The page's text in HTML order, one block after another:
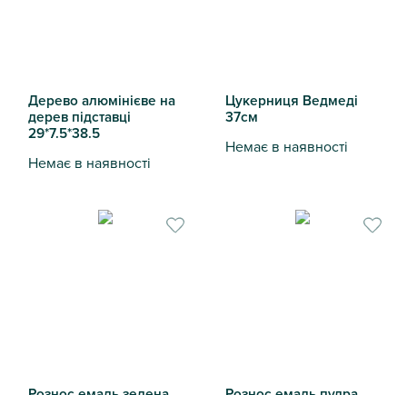
Дерево алюмінієве на
дерев підставці
29*7.5*38.5
Немає в наявності
Цукерниця Ведмеді
37см
Немає в наявності